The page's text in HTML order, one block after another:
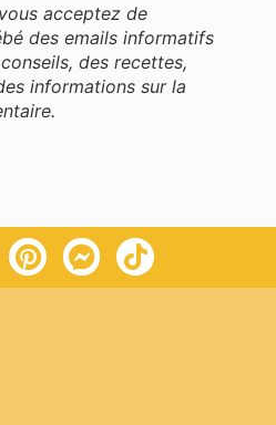
acceptez de
des emails informatifs
des recettes,
informations sur la